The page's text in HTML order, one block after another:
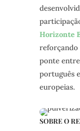
Horizonte
reforçando
ponte
português
europeias.
SOBRE O